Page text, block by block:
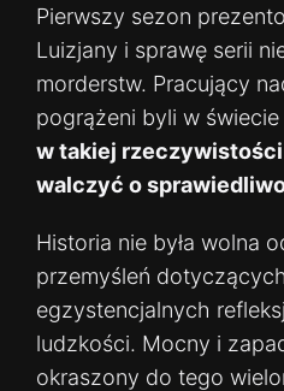
Pierwszy sezon
Luizjany i sprawę serii
morderstw. Pracujący
pogrążeni byli w
w takiej
walczyć o
Historia nie była wolna
przemyśleń
egzystencjalnych
ludzkości. Mocny i
okraszony do tego